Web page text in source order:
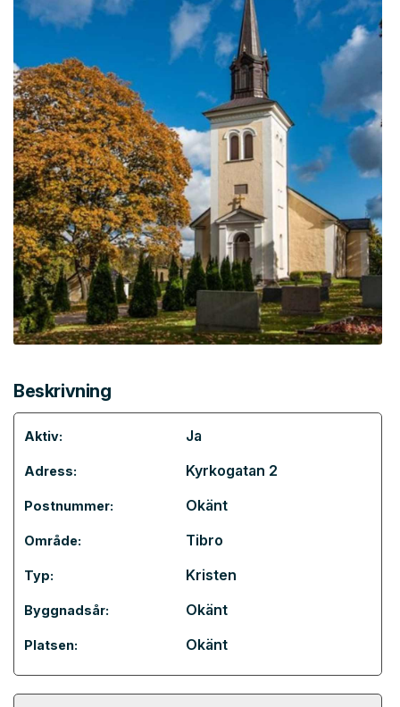
Beskrivning
Aktiv: Ja
Adress: Kyrkogatan 2
Postnummer: Okänt
Område: Tibro
Typ: Kristen
Byggnadsår: Okänt
Platsen: Okänt